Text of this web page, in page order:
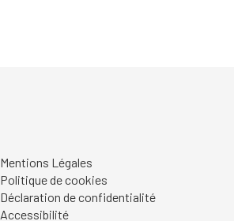
Mentions Légales
Politique de cookies
Déclaration de confidentialité
Accessibilité